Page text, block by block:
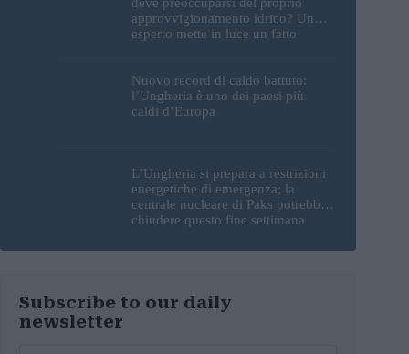
approvvigionamento idrico? Un
esperto mette in luce un fatto
Nuovo record di caldo battuto:
l’Ungheria è uno dei paesi più
caldi d’Europa
L’Ungheria si prepara a restrizioni
energetiche di emergenza; la
centrale nucleare di Paks potrebbe
chiudere questo fine settimana
Subscribe to our daily
newsletter